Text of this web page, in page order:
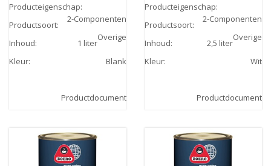
Producteigenschap:
2-Componenten
Productsoort:
Overige
Inhoud:
1 liter
Kleur: Blank
Productdocument
Producteigenschap:
2-Componenten
Productsoort:
Overige
Inhoud:
2,5 liter
Kleur: Wit
Productdocument